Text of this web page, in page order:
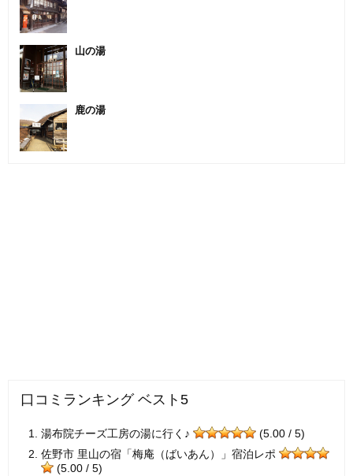
山の湯
鹿の湯
口コミランキング ベスト5
湯布院チーズ工房の湯に行く♪
(5.00 / 5)
佐野市 里山の宿「梅庵（ばいあん）」宿泊レポ
(5.00 / 5)